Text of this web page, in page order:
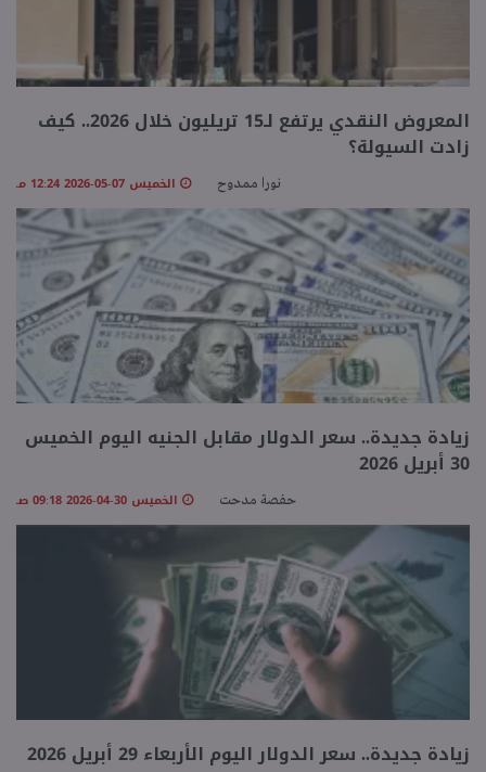
المعروض النقدي يرتفع لـ15 تريليون خلال 2026.. كيف
زادت السيولة؟
نورا ممدوح الخميس 07-05-2026 12:24 مـ
زيادة جديدة.. سعر الدولار مقابل الجنيه اليوم الخميس
30 أبريل 2026
حفصة مدحت الخميس 30-04-2026 09:18 صـ
زيادة جديدة.. سعر الدولار اليوم الأربعاء 29 أبريل 2026